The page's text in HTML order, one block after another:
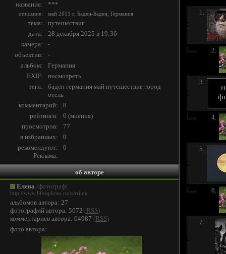
название:
***
описание: май 2011 г, Баден-Баден, Германия
тема:
путешествия
дата:
28 декабря 2025 в 19:36
камера:
-
объектив:
-
альбом:
Германия
EXIF:
посмотреть
теги:
баден германия май путешествие город
отель
комментарий:
8
рейтинги:
0 (мнения)
просмотров:
77
в избранных:
0
рекомендуют:
0
Реклама:
об авторе
Елена /фотограф/
http://www.lifeisphoto.ru/ccrriinn
альбомов автора: 27
фотографий автора: 5672 (RSS)
комментариев автора: 64987 (RSS)
фото автора:
1.
2.
3.
4.
5.
6.
7.